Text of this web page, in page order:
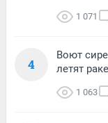
1 071
4
Воют
летят
1 063